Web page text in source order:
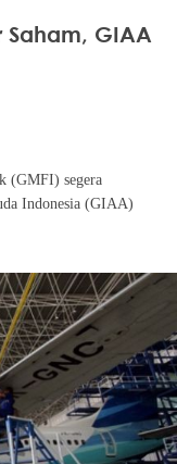
Saham, GIAA
(GMFI) segera
Indonesia (GIAA)